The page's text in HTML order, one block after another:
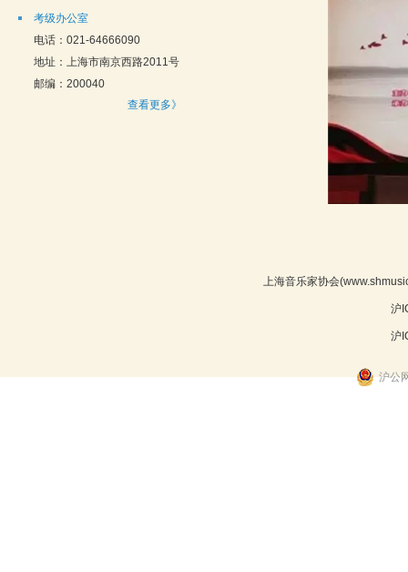
考级办公室
电话：021-64666090
地址：上海市南京西路2011号
邮编：200040
查看更多》
上海音乐家协会
沪
沪
沪公